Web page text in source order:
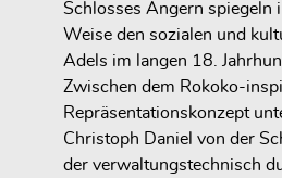
Schlosses Angern spiegeln
Weise den sozialen und
Adels im langen 18.
Zwischen dem Rokoko-
Repräsentationskonzept
Christoph Daniel von der
der verwaltungstechnisch